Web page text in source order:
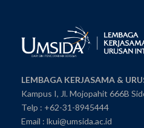
LEMBAGA KERJASAMA &
Kampus I, Jl. Mojopahit 666B
Telp : +62-31-8945444
Email : lkui@umsida.ac.id